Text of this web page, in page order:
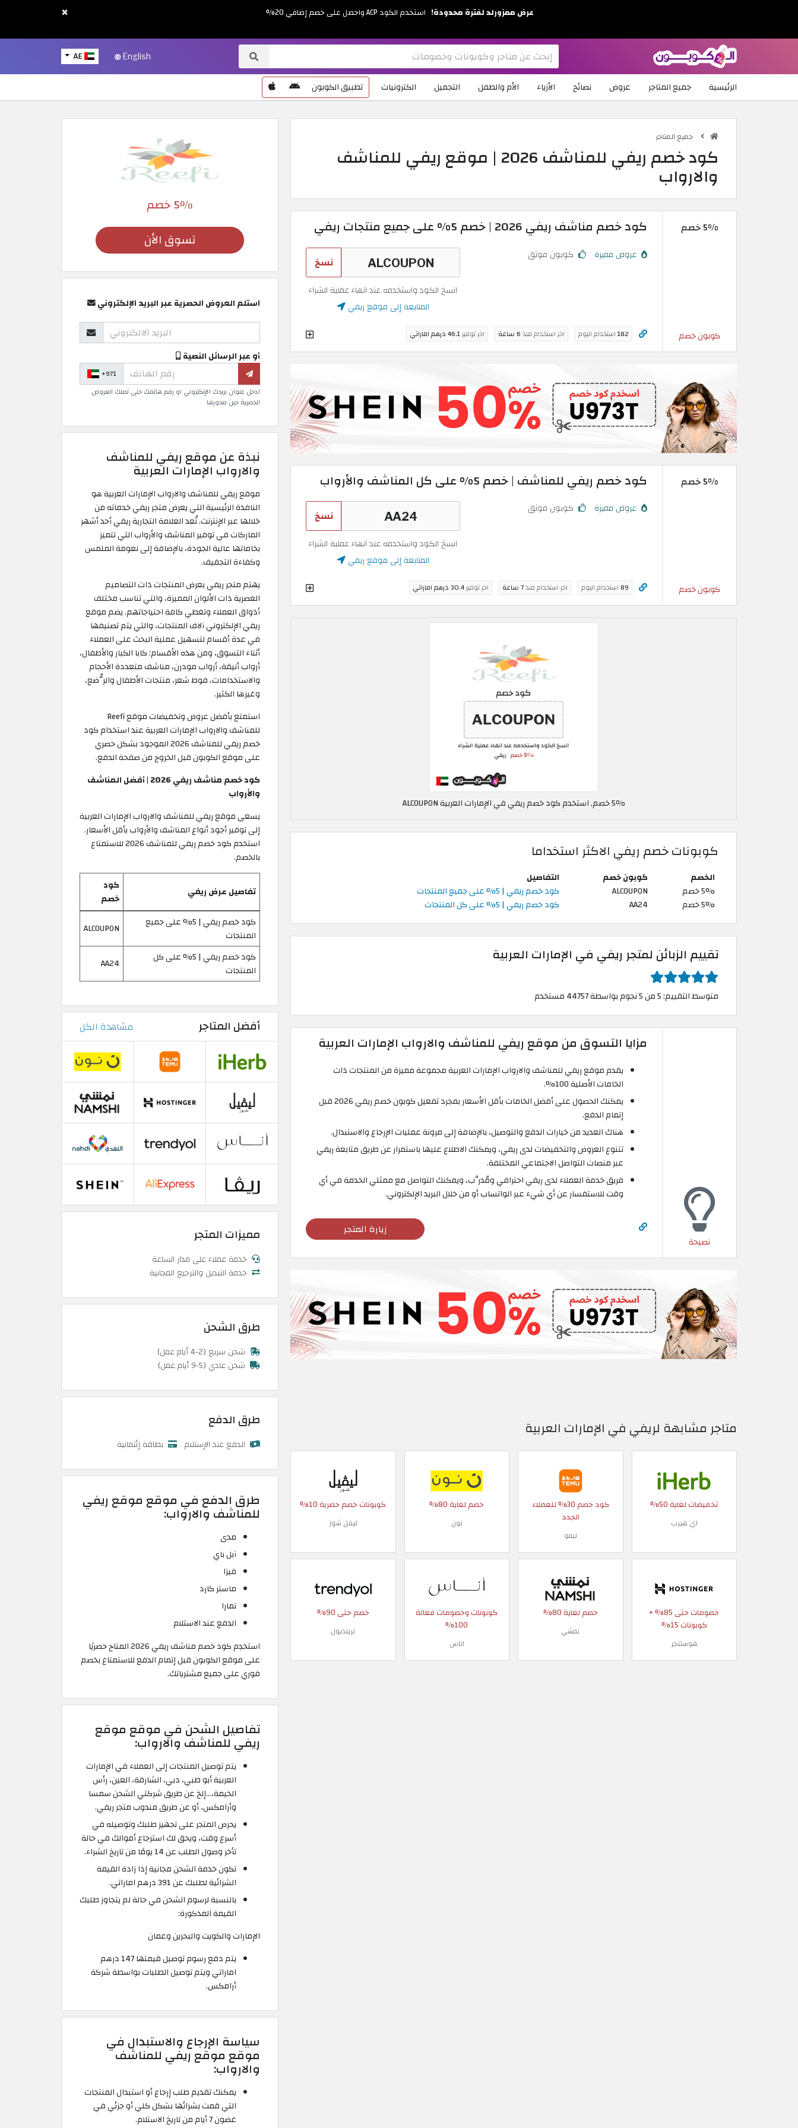
AE English
الرئيسية جميع المتاجر عروض نصائح الأزياء الأم والطفل التجميل الكترونيات تطبيق الكوبون
جميع المتاجر
كود خصم ريفي للمناشف 2026 | موقع ريفي للمناشف
والارواب
5% خصم
كوبون خصم
كود خصم مناشف ريفي 2026 | خصم 5% على جميع منتجات ريفي
عروض مميزة كوبون موثق نسخ
انسخ الكود واستخدمه عند انهاء عملية الشراء
المتابعة إلى موقع ريفي
182استخدام اليوم اخر استخدام منذ6 ساعة اخر توفير46.1 درهم اماراتي
5% خصم
كوبون خصم
كود خصم ريفي للمناشف | خصم 5% على كل المناشف والأرواب
عروض مميزة كوبون موثق نسخ
انسخ الكود واستخدمه عند انهاء عملية الشراء
المتابعة إلى موقع ريفي
89استخدام اليوم اخر استخدام منذ7 ساعة اخر توفير30.4 درهم اماراتي
5٪ خصم, استخدم كود خصم ريفي في الإمارات العربية ALCOUPON
كوبونات خصم ريفي الاكثر استخداما
الخصم كوبون خصم
التفاصيل
5% خصم
ALCOUPON
كود خصم ريفي | 5% على جميع المنتجات
5% خصم
AA24 كود خصم ريفي | 5% على كل المنتجات
تقييم الزبائن لمتجر ريفي في الإمارات العربية
متوسط التقييم: 5 من 5 نجوم بواسطة 44757 مستخدم
نصيحة
مزايا التسوق من موقع ريفي للمناشف والارواب الإمارات العربية
يقدم موقع ريفي للمناشف والارواب الإمارات العربية مجموعة مميزة من المنتجات ذات
الخامات الأصلية 100%.
يمكنك الحصول على أفضل الخامات بأقل الأسعار بمجرد تفعيل كوبون خصم ريفي 2026 قبل
إتمام الدفع.
هناك العديد من خيارات الدفع والتوصيل، بالإضافة إلى مرونة عمليات الإرجاع والاستبدال.
تتنوع العروض والتخفيضات لدى ريفي، ويمكنك الاطلاع عليها باستمرار عن طريق متابعة ريفي
عبر منصات التواصل الاجتماعي المختلفة.
فريق خدمة العملاء لدى ريفي احترافي ومُدرَّب، ويمكنك التواصل مع ممثلي الخدمة في أي
وقت للاستفسار عن أي شيء عبر الواتساب أو من خلال البريد الإلكتروني.
زيارة المتجر
متاجر مشابهة لريفي في الإمارات العربية
تخفيضات لغاية 50%
اي هيرب
كود خصم 30% للعملاء
الجدد
تيمو
خصم لغاية 80%
نون
كوبونات خصم حصرية 10%
ليفل شوز
خصومات حتى 85% +
كوبونات 15%
هوستنجر
خصم لغاية 80%
نمشي
كوبونات وخصومات فعالة
100%
اناس
خصم حتى 90%
ترينديول
5٪ خصم
تسوق الأن
استلم العروض الحصرية عبر البريد الإلكتروني
أو عبر الرسائل النصية
+971
ادخل عنوان بريدك الإلكتروني او رقم هاتفك حتى تصلك العروض
الحصرية حين صدورها
نبذة عن موقع ريفي للمناشف
والارواب الإمارات العربية
موقع ريفي للمناشف والارواب الإمارات العربية هو
النافذة الرئيسية التي يعرض متجر ريفي خدماته من
خلالها عبر الإنترنت. تُعد العلامة التجارية ريفي أحد أشهر
الماركات في توفير المناشف والأرواب التي تتميز
بخاماتها عالية الجودة، بالإضافة إلى نعومة الملمس
وكفاءة التجفيف.
يهتم متجر ريفي بعرض المنتجات ذات التصاميم
العصرية ذات الألوان المميزة، والتي تناسب مختلف
أذواق العملاء وتغطي كافة احتياجاتهم. يضم موقع
ريفي الإلكتروني آلاف المنتجات، والتي يتم تصنيفها
في عدة أقسام لتسهيل عملية البحث على العملاء
أثناء التسوق، ومن هذه الأقسام: كابا الكبار والأطفال،
أرواب أنيقة، أرواب مودرن، مناشف متعددة الأحجام
والاستخدامات، فوط شعر، منتجات الأطفال والرُّضع،
وغيرها الكثير.
استمتع بأفضل عروض وتخفيضات موقع Reefi
للمناشف والارواب الإمارات العربية عند استخدام كود
خصم ريفي للمناشف 2026 الموجود بشكل حصري
على موقع الكوبون قبل الخروج من صفحة الدفع.
كود خصم مناشف ريفي 2026 | أفضل المناشف
والأرواب
يسعى موقع ريفي للمناشف والارواب الإمارات العربية
إلى توفير أجود أنواع المناشف والأرواب بأقل الأسعار.
استخدم كود خصم ريفي للمناشف 2026 للاستمتاع
بالخصم.
تفاصيل عرض ريفي
كود
خصم
كود خصم ريفي | 5% على جميع
المنتجات
ALCOUPON
كود خصم ريفي | 5% على كل
المنتجات
AA24
أفضل المتاجر مشاهدة الكل
مميزات المتجر
خدمة عملاء على مدار الساعة
خدمة التبديل والترجيع المجانية
طرق الشحن
شحن سريع (2-4 أيام عمل)
شحن عادي (5-9 أيام عمل)
طرق الدفع
الدفع عند الإستلام بطاقة إئتمانية
طرق الدفع في موقع موقع ريفي
للمناشف والارواب:
مدى
آبل باي
فيزا
ماستر كارد
تمارا
الدفع عند الاستلام
استخدِم كود خصم مناشف ريفي 2026 المتاح حصريًا
على موقع الكوبون قبل إتمام الدفع للاستمتاع بخصم
فوري على جميع مشترياتك.
تفاصيل الشحن في موقع موقع
ريفي للمناشف والارواب:
يتم توصيل المنتجات إلى العملاء في الإمارات
العربية أبو ظبي، دبي، الشارقة، العين، رأس
الخيمة،…إلخ عن طريق شركتي الشحن سمسا
وأرامكس، أو عن طريق مندوب متجر ريفي.
يحرص المتجر على تجهيز طلبك وتوصيله في
أسرع وقت، ويحق لك استرجاع أموالك في حالة
تأخر وصول الطلب عن 14 يومًا من تاريخ الشراء.
تكون خدمة الشحن مجانية إذا زادة القيمة
الشرائية لطلبك عن 391 درهم اماراتي.
بالنسبة لرسوم الشحن في حالة لم يتجاوز طلبك
القيمة المذكورة:
الإمارات والكويت والبحرين وعمان
يتم دفع رسوم توصيل قيمتها 147 درهم
اماراتي ويتم توصيل الطلبات بواسطة شركة
أرامكس.
سياسة الإرجاع والاستبدال في
موقع موقع ريفي للمناشف
والارواب:
يمكنك تقديم طلب إرجاع أو استبدال المنتجات
التي قمت بشرائها بشكل كلي أو جزئي في
غضون 7 أيام من تاريخ الاستلام.
× عرض ممزورلد لفترة محدودة! استخدم الكود ACP واحصل على خصم إضافي 20%